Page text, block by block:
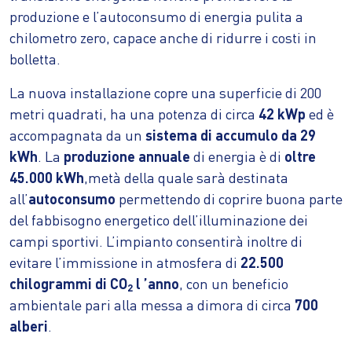
produzione e l’autoconsumo di energia pulita a
chilometro zero, capace anche di ridurre i costi in
bolletta.
La nuova installazione copre una superficie di 200
metri quadrati, ha una potenza di circa 42 kWp ed è
accompagnata da un sistema di accumulo da 29
kWh. La produzione annuale di energia è di oltre
45.000 kWh,metà della quale sarà destinata
all’autoconsumo permettendo di coprire buona parte
del fabbisogno energetico dell’illuminazione dei
campi sportivi. L’impianto consentirà inoltre di
evitare l’immissione in atmosfera di 22.500
chilogrammi di CO2 l ’anno, con un beneficio
ambientale pari alla messa a dimora di circa 700
alberi.